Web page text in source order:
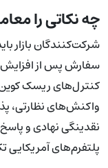
چه نکاتی را
شرکت‌کنندگان بازار
سفارش پس از افزایش
کنترل‌های ریسک
واکنش‌های نظارتی،
نقدینگی نهادی و
پلتفرم‌های آمریکایی